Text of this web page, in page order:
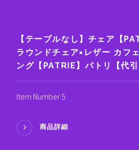
【テーブルなし】チェア【
ラウンドチェア×レザー カフ
ング【PATRIE】パトリ【代引
Item Number 5
商品詳細